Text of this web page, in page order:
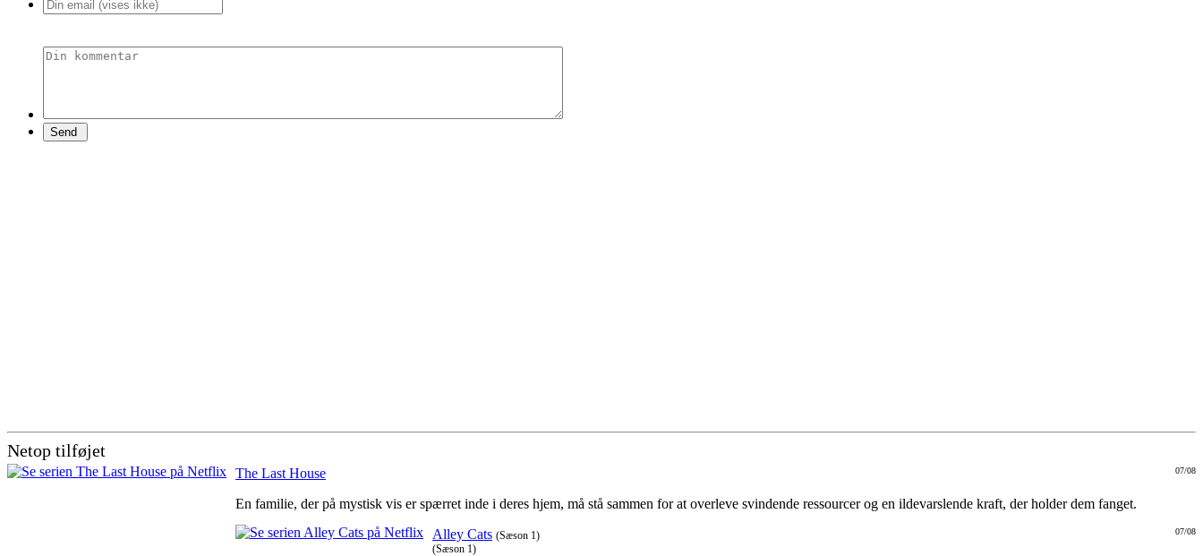
Netop tilføjet
07/08
The Last House
En familie, der på mystisk vis er spærret inde i deres hjem, må stå sammen for at overleve svindende ressourcer og en ildevarslende kraft, der holder dem fanget.
07/08
Alley Cats (Sæson 1)
(Sæson 1)